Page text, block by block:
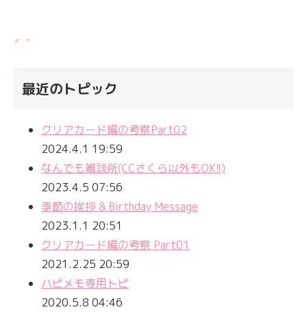
最近のトピック
クリアカード編の考察Part02
2024.4.1 19:59
なんでも雑談所(CCさくら以外もOK!!)
2023.4.5 07:56
季節の挨拶 & Birthday Message
2023.1.1 20:51
クリアカード編の考察 Part01
2021.2.25 20:59
ハピメモ専用トピ
2020.5.8 04:46